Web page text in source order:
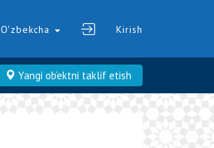
O'zbekcha Kirish
Yangi ob‘ektni taklif etish